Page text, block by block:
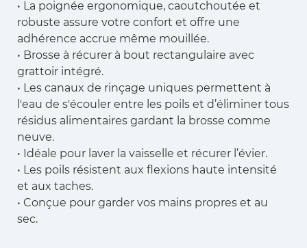
• La poignée ergonomique, caoutchoutée et
robuste assure votre confort et offre une
adhérence accrue même mouillée.
• Brosse à récurer à bout rectangulaire avec
grattoir intégré.
• Les canaux de rinçage uniques permettent à
l'eau de s'écouler entre les poils et d’éliminer tous
résidus alimentaires gardant la brosse comme
neuve.
• Idéale pour laver la vaisselle et récurer l’évier.
• Les poils résistent aux flexions haute intensité
et aux taches.
• Conçue pour garder vos mains propres et au
sec.